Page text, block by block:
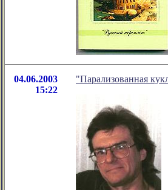
04.06.2003
15:22
"Парализованная